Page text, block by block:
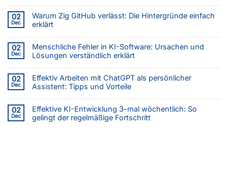
02
Dec
Warum Zig GitHub verlässt: Die Hintergründe einfach
erklärt
02
Dec
Menschliche Fehler in KI-Software: Ursachen und
Lösungen verständlich erklärt
02
Dec
Effektiv Arbeiten mit ChatGPT als persönlicher
Assistent: Tipps und Vorteile
02
Dec
Effektive KI-Entwicklung 3-mal wöchentlich: So
gelingt der regelmäßige Fortschritt